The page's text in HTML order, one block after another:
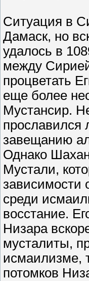
Ситуация в
Дамаск, но
удалось в
между
процветать
еще более
Мустансир.
прославился
завещанию
Однако
Мустали,
зависимости
среди
восстание.
Низара
мусталиты,
исмаилизме,
потомков